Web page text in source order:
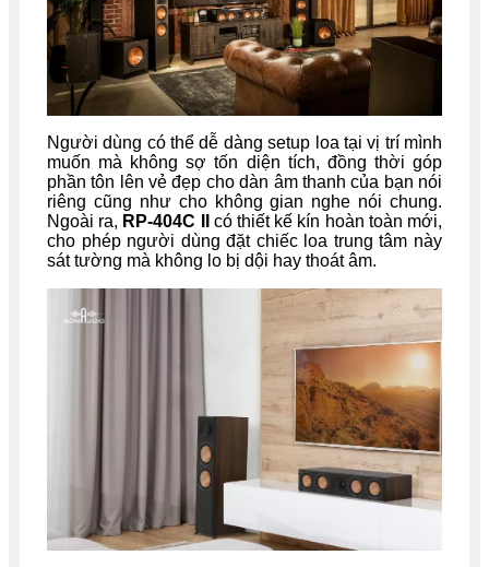
Người dùng có thể dễ dàng setup loa tại vị trí mình
muốn mà không sợ tốn diện tích, đồng thời góp
phần tôn lên vẻ đẹp cho dàn âm thanh của bạn nói
riêng cũng như cho không gian nghe nói chung.
Ngoài ra, RP-404C II có thiết kế kín hoàn toàn mới,
cho phép người dùng đặt chiếc loa trung tâm này
sát tường mà không lo bị dội hay thoát âm.